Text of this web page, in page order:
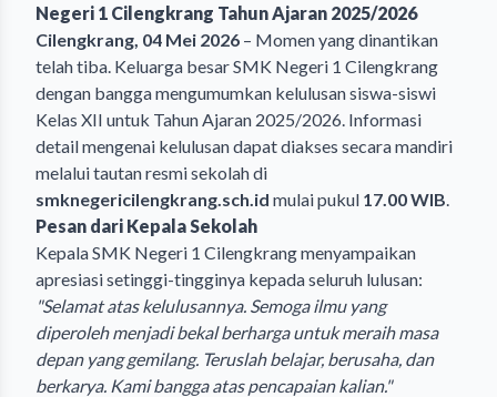
Negeri 1 Cilengkrang Tahun Ajaran 2025/2026
Cilengkrang, 04 Mei 2026 – Momen yang dinantikan
telah tiba. Keluarga besar SMK Negeri 1 Cilengkrang
dengan bangga mengumumkan kelulusan siswa-siswi
Kelas XII untuk Tahun Ajaran 2025/2026. Informasi
detail mengenai kelulusan dapat diakses secara mandiri
melalui tautan resmi sekolah di
smknegericilengkrang.sch.id mulai pukul 17.00 WIB.
Pesan dari Kepala Sekolah
Kepala SMK Negeri 1 Cilengkrang menyampaikan
apresiasi setinggi-tingginya kepada seluruh lulusan:
"Selamat atas kelulusannya. Semoga ilmu yang
diperoleh menjadi bekal berharga untuk meraih masa
depan yang gemilang. Teruslah belajar, berusaha, dan
berkarya. Kami bangga atas pencapaian kalian."